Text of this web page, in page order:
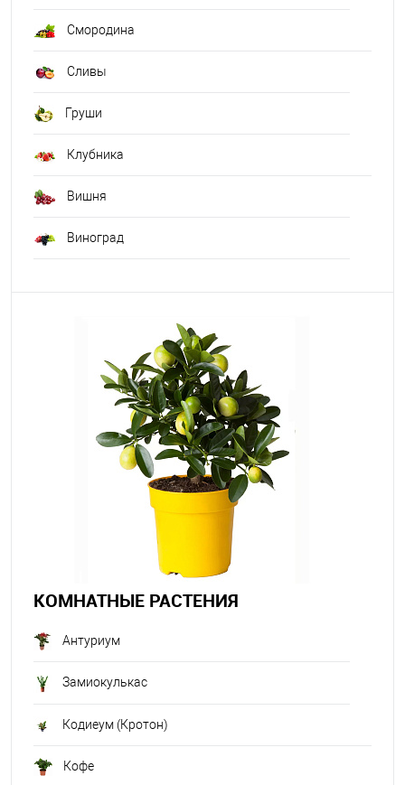
Смородина
Сливы
Груши
Клубника
Вишня
Виноград
КОМНАТНЫЕ РАСТЕНИЯ
Антуриум
Замиокулькас
Кодиеум (Кротон)
Кофе